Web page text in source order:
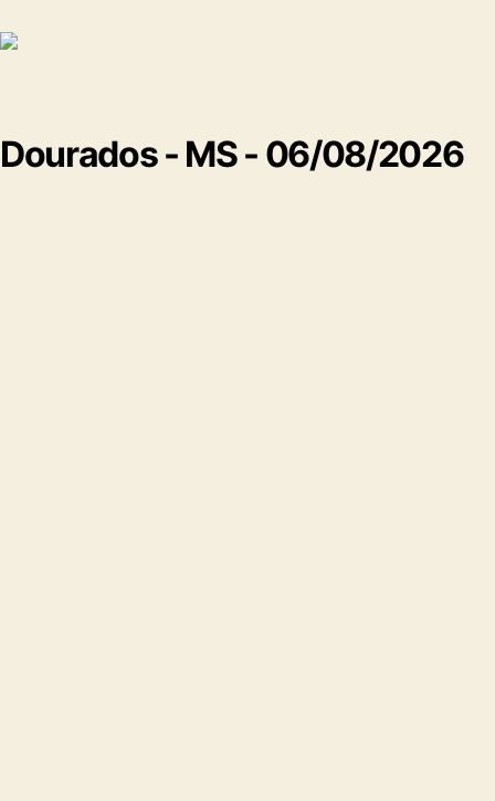
Dourados - MS - 06/08/2026